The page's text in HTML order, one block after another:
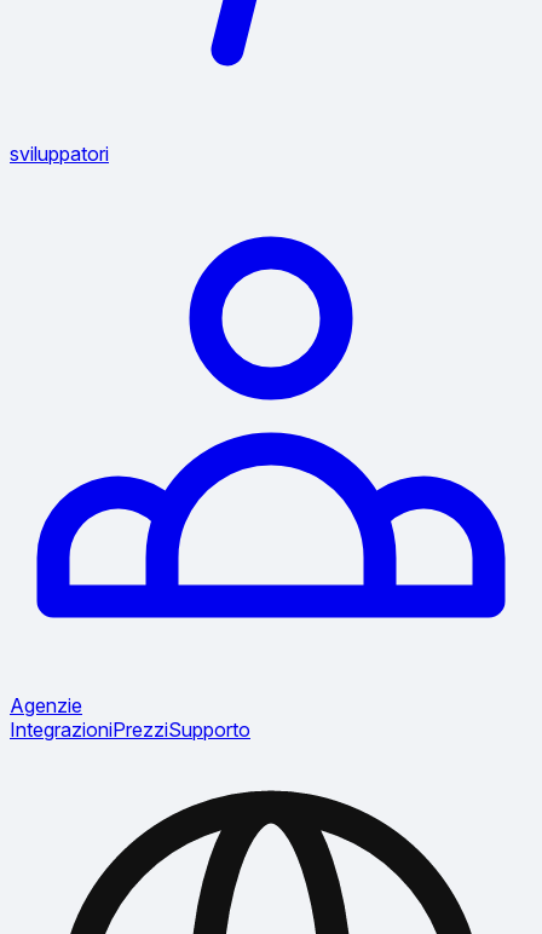
sviluppatori
Agenzie
IntegrazioniPrezziSupporto